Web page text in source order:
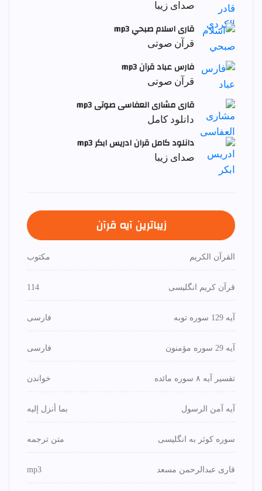
صدای زیبا
قاری اسلام صبحي mp3
قرآن صوتی
فارس عباد قرآن mp3
قرآن صوتی
قاری مشاری العفاسی صوتی mp3
دانلود کامل
دانلود کامل قران ادریس ابکر mp3
صدای زیبا
زیباترین آیه قرآن
القرآن الكريم مكتوب
قرآن کریم انگلیسی 114
آیه 129 سوره توبه فارسی
آیه 29 سوره مؤمنون فارسی
تفسیر آیه ۸ سوره مائده خواندن
آیه آمن الرسول بما أنزل إليه
سوره کوثر به انگلیسی متن ترجمه
قاری عبدالرحمن مسعد mp3